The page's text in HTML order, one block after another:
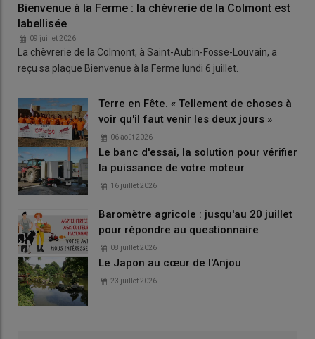
Bienvenue à la Ferme : la chèvrerie de la Colmont est
labellisée
09 juillet 2026
La chèvrerie de la Colmont, à Saint-Aubin-Fosse-Louvain, a
reçu sa plaque Bienvenue à la Ferme lundi 6 juillet.
Terre en Fête. « Tellement de choses à
voir qu'il faut venir les deux jours »
06 août 2026
Le banc d'essai, la solution pour vérifier
la puissance de votre moteur
16 juillet 2026
Baromètre agricole : jusqu'au 20 juillet
pour répondre au questionnaire
08 juillet 2026
Le Japon au cœur de l'Anjou
23 juillet 2026